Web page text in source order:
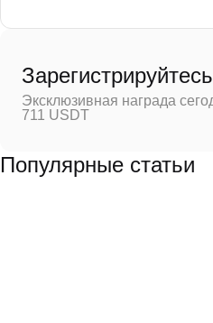
Эксклюзивная награда
711 USDT
Популярные статьи